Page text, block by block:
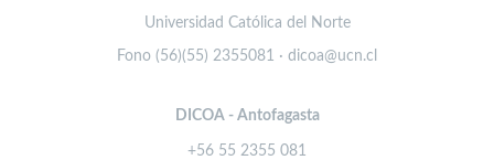
Universidad Católica del Norte
Fono (56)(55) 2355081 · dicoa@ucn.cl
DICOA - Antofagasta
+56 55 2355 081